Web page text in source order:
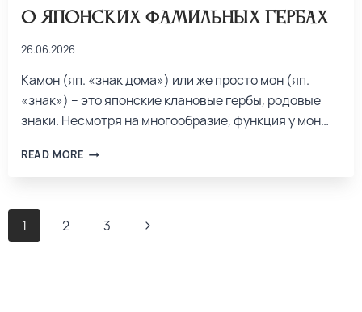
О японских фамильных гербах
26.06.2026
Камон (яп. «знак дома») или же просто мон (яп.
«знак») – это японские клановые гербы, родовые
знаки. Несмотря на многообразие, функция у мон…
READ MORE
1 2 3